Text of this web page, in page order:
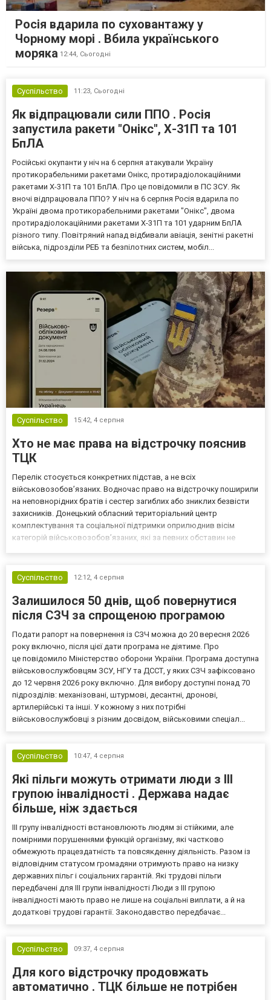
Росія вдарила по суховантажу у
Чорному морі . Вбила українського
моряка 12:44, Сьогодні
Суспільство 11:23, Сьогодні
Як відпрацювали сили ППО . Росія
запустила ракети "Онікс", Х-31П та 101
БпЛА
Російські окупанти у ніч на 6 серпня атакували Україну
протикорабельними ракетами Онікс, протирадіолокаційними
ракетами Х-31П та 101 БпЛА. Про це повідомили в ПС ЗСУ. Як
вночі відпрацювала ППО? У ніч на 6 серпня Росія вдарила по
Україні двома протикорабельними ракетами "Онікс", двома
протирадіолокаційними ракетами Х-31П та 101 ударним БпЛА
різного типу. Повітряний напад відбивали авіація, зенітні ракетні
війська, підрозділи РЕБ та безпілотних систем, мобіл...
Суспільство 15:42, 4 серпня
Хто не має права на відстрочку пояснив
ТЦК
Перелік стосується конкретних підстав, а не всіх
військовозобов’язаних. Водночас право на відстрочку поширили
на неповнорідних братів і сестер загиблих або зниклих безвісти
захисників. Донецький обласний територіальний центр
комплектування та соціальної підтримки оприлюднив вісім
категорій військовозобов’язаних, які за певних обставин не
Суспільство
12:12, 4 серпня
Залишилося 50 днів, щоб повернутися
після СЗЧ за спрощеною програмою
Подати рапорт на повернення із СЗЧ можна до 20 вересня 2026
року включно, після цієї дати програма не діятиме. Про
це повідомило Міністерство оборони України. Програма доступна
військовослужбовцям ЗСУ, НГУ та ДССТ, у яких СЗЧ зафіксовано
до 12 червня 2026 року включно. Для вибору доступні понад 70
підрозділів: механізовані, штурмові, десантні, дронові,
артилерійські та інші. У кожному з них потрібні
військовослужбовці з різним досвідом, військовими спеціал...
Суспільство 10:47, 4 серпня
Які пільги можуть отримати люди з III
групою інвалідності . Держава надає
більше, ніж здається
III групу інвалідності встановлюють людям зі стійкими, але
помірними порушеннями функцій організму, які частково
обмежують працездатність та повсякденну діяльність. Разом із
відповідним статусом громадяни отримують право на низку
державних пільг і соціальних гарантій. Які трудові пільги
передбачені для III групи інвалідності Люди з III групою
інвалідності мають право не лише на соціальні виплати, а й на
додаткові трудові гарантії. Законодавство передбачає...
Суспільство 09:37, 4 серпня
Для кого відстрочку продовжать
автоматично . ТЦК більше не потрібен